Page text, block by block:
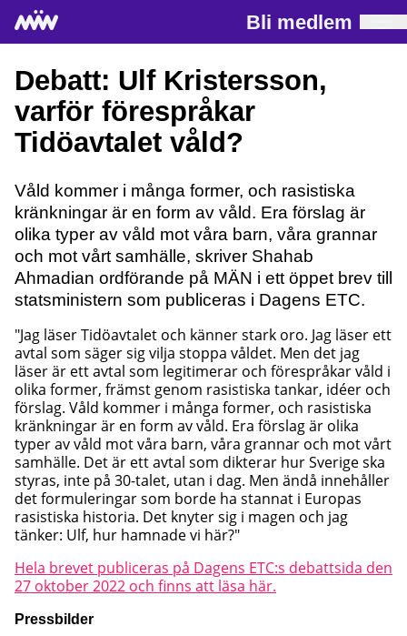
Bli medlem
Debatt: Ulf Kristersson,
varför förespråkar
Tidöavtalet våld?
Våld kommer i många former, och rasistiska
kränkningar är en form av våld. Era förslag är
olika typer av våld mot våra barn, våra grannar
och mot vårt samhälle, skriver Shahab
Ahmadian ordförande på MÄN i ett öppet brev till
statsministern som publiceras i Dagens ETC.
"Jag läser Tidöavtalet och känner stark oro. Jag läser ett
avtal som säger sig vilja stoppa våldet. Men det jag
läser är ett avtal som legitimerar och förespråkar våld i
olika former, främst genom rasistiska tankar, idéer och
förslag. Våld kommer i många former, och rasistiska
kränkningar är en form av våld. Era förslag är olika
typer av våld mot våra barn, våra grannar och mot vårt
samhälle. Det är ett avtal som dikterar hur Sverige ska
styras, inte på 30-talet, utan i dag. Men ändå innehåller
det formuleringar som borde ha stannat i Europas
rasistiska historia. Det knyter sig i magen och jag
tänker: Ulf, hur hamnade vi här?"
Hela brevet publiceras på Dagens ETC:s debattsida den
27 oktober 2022 och finns att läsa här.
Pressbilder